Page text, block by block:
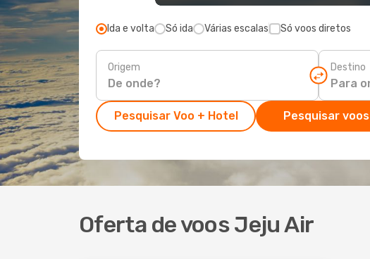
Ida e volta Só ida Várias escalas Só voos diretos
Origem Destino
Pesquisar Voo + Hotel Pesquisar voos
Oferta de voos Jeju Air